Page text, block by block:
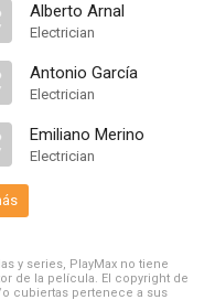
Alberto Arnal
Electrician
Antonio García
Electrician
Emiliano Merino
Electrician
y series, PlayMax no tiene
de la película. El copyright de
cubiertas pertenece a sus